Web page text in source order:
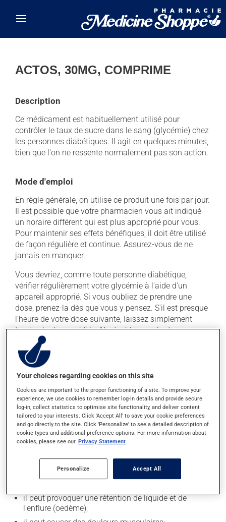
ACTOS, 30MG, COMPRIME
Description
Ce médicament est habituellement utilisé pour
contrôler le taux de sucre dans le sang (glycémie) chez
les personnes diabétiques. Il agit en quelques minutes,
bien que l'on ne ressente normalement pas son action.
Mode d'emploi
En règle générale, on utilise ce produit une fois par jour.
Il est possible que votre pharmacien vous ait indiqué
un horaire différent qui est plus approprié pour vous.
Pour maintenir ses effets bénéfiques, il doit être utilisé
de façon régulière et continue. Assurez-vous de ne
jamais en manquer.
Vous devriez, comme toute personne diabétique,
vérifier régulièrement votre glycémie à l'aide d'un
appareil approprié. Si vous oubliez de prendre une
dose, prenez-la dès que vous y pensez. S'il est presque
l'heure de votre dose suivante, laissez simplement
tomber la dose oubliée. Ne doublez pas la dose
suivante pour tenter de vous rattraper.
Ce médicament peut être pris avec ou sans nourriture,
sans égard aux repas ou aux collations.
Effets indésirables
En plus de ses effets recherchés, ce produit peut à
l'occasion entraîner certains effets indésirables (effets
secondaires), notamment :
il peut causer des maux de tête;
il pourrait favoriser le développement d'infections
il peut provoquer une rétention de liquide et de
l'enflure (oedème);
Your choices regarding cookies on this site
Cookies are important to the proper functioning of a site. To improve your
experience, we use cookies to remember log-in details and provide secure
log-in, collect statistics to optimise site functionality, and deliver content
tailored to your interests. Click 'Accept All' to save your cookie preferences
and go directly to the site. Click 'Personalize' to see a detailed description of
cookie types and additional preference options. For more information about
cookies, please see our Privacy Statement
Personalize Accept All